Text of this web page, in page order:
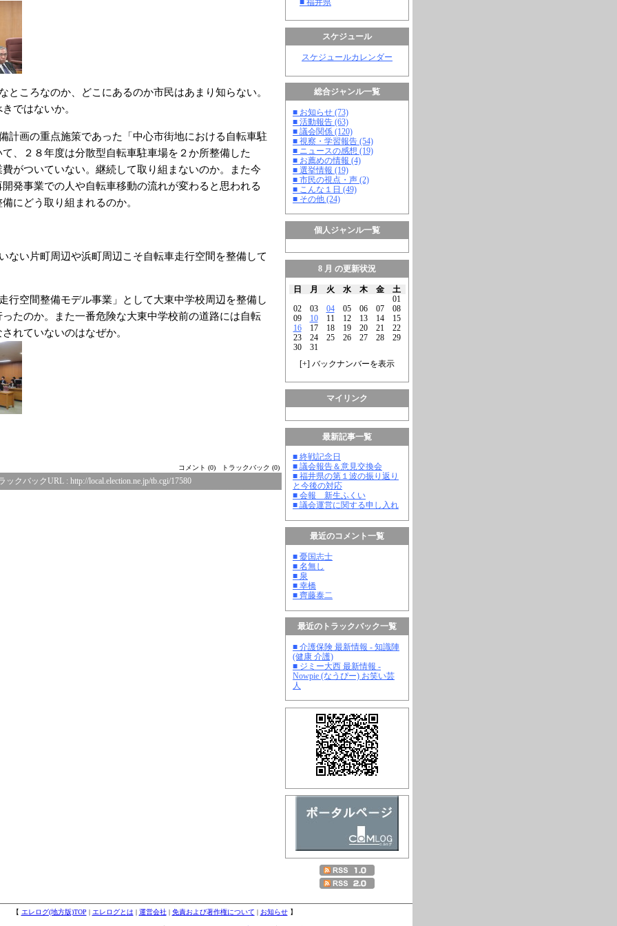
スケジュール
スケジュールカレンダー
総合ジャンル一覧
■ お知らせ (73)
■ 活動報告 (63)
■ 議会関係 (120)
■ 視察・学習報告 (54)
■ ニュースの感想 (19)
■ お薦めの情報 (4)
■ 選挙情報 (19)
■ 市民の視点・声 (2)
■ こんな１日 (49)
■ その他 (24)
個人ジャンル一覧
8 月 の更新状況
日 月 火 水 木 金
土
01
02
03 04 05 06 07
08
09
10 11 12 13 14
15
16
17 18 19 20 21
22
23
24 25 26 27 28
29
30
31
[+] バックナンバーを表示
マイリンク
最新記事一覧
■ 終戦記念日
■ 議会報告＆意見交換会
■ 福井県の第１波の振り返り
と今後の対応
■ 会報 新生ふくい
■ 議会運営に関する申し入れ
最近のコメント一覧
■ 憂国志士
■ 名無し
■ 泉
■ 幸橋
■ 齊藤泰二
最近のトラックバック一覧
■ 介護保険 最新情報 - 知識陣
(健康 介護)
■ ジミー大西 最新情報 -
Nowpie (なうぴー) お笑い芸
人
ところなのか、どこにあるのか市民はあまり知らない。
ではないか。
計画の重点施策であった「中心市街地における自転車駐
、２８年度は分散型自転車駐車場を２か所整備した
がついていない。継続して取り組まないのか。また今
発事業での人や自転車移動の流れが変わると思われる
にどう取り組まれるのか。
ない片町周辺や浜町周辺こそ自転車走行空間を整備して
行空間整備モデル事業」として大東中学校周辺を整備し
たのか。また一番危険な大東中学校前の道路には自転
れていないのはなぜか。
コメント (0) トラックバック (0)
ックバックURL : http://local.election.ne.jp/tb.cgi/17580
【 エレログ(地方版)TOP | エレログとは | 運営会社| 免責および著作権について | お知らせ】